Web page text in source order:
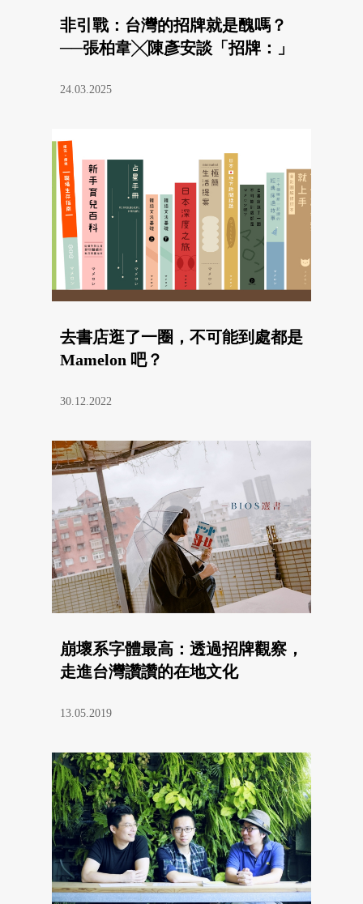
非引戰：台灣的招牌就是醜嗎？
──張柏韋╳陳彥安談「招牌：」
24.03.2025
去書店逛了一圈，不可能到處都是
Mamelon 吧？
30.12.2022
崩壞系字體最高：透過招牌觀察，
走進台灣讚讚的在地文化
13.05.2019